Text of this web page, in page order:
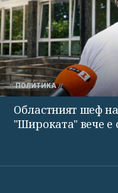
ПОЛИТИКА
Областният шеф
"Широката" вече е